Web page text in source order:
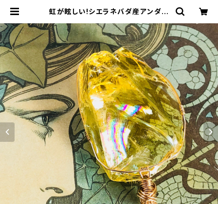
虹が眩しい!シエラネバダ産アンダラ
～【世界で1つだけのアンダラペンダン
トトップ】セドナ・ベルロックエネルギ
ーチャージ | アンダラクリスタル &天
然石ジュエリー*Cosmic Twinkle
Drops *